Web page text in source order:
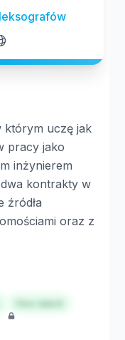
którym uczę jak
pracy jako
inżynierem
kontrakty w
źródła
oraz z
Hire talent